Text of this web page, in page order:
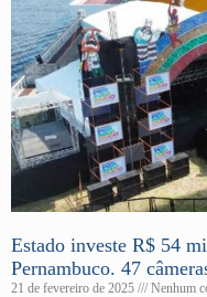
Estado investe R$ 54
Pernambuco. 47
21 de fevereiro de 2025 Nenhum